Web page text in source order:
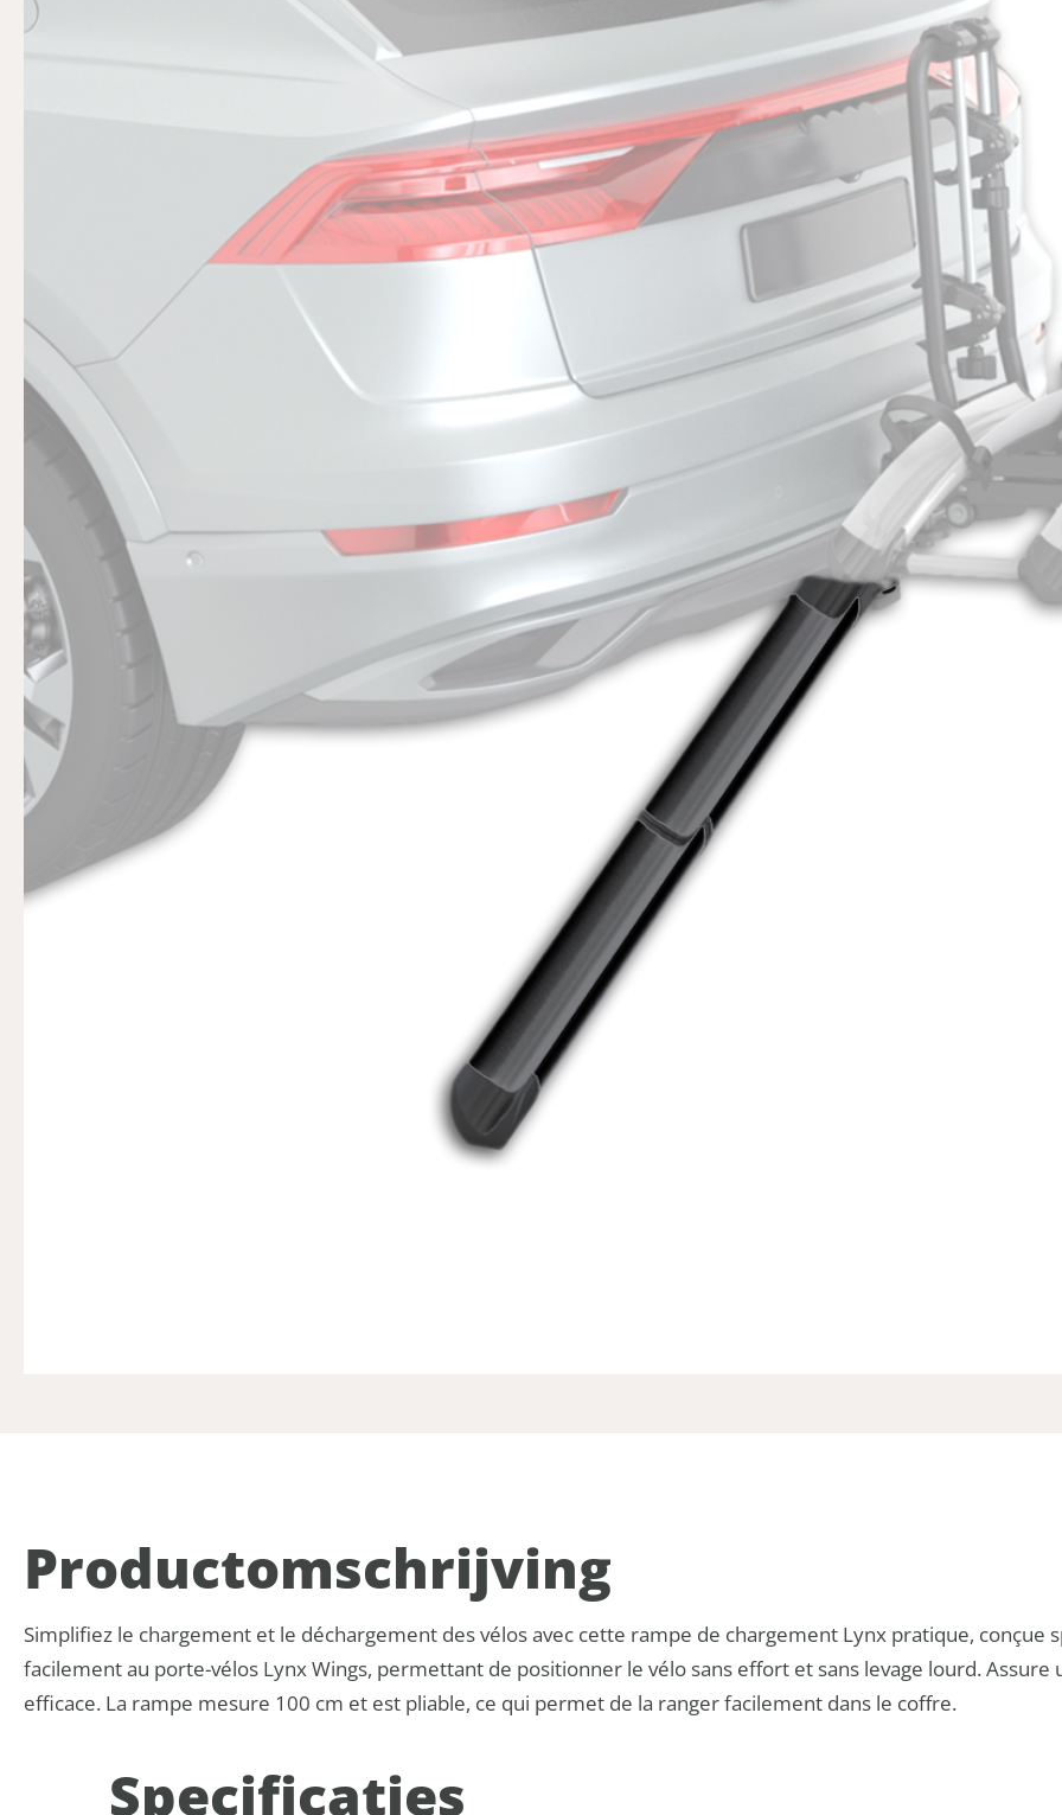
Product­omschrijving
Simplifiez le chargement et le déchargement des vélos avec cette rampe de chargement Lynx pratique, conçue
facilement au porte-vélos Lynx Wings, permettant de positionner le vélo sans effort et sans levage lourd.
efficace. La rampe mesure 100 cm et est pliable, ce qui permet de la ranger facilement dans le coffre.
Specificaties